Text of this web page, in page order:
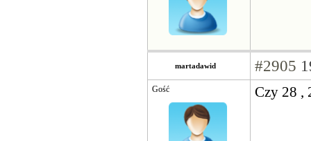
martadawid #2905
Gość Czy 28 ,